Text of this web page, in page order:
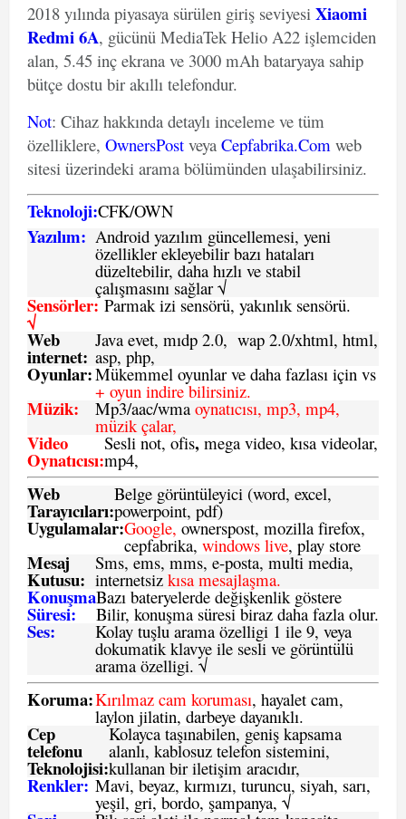
2018 yılında piyasaya sürülen giriş seviyesi Xiaomi
Redmi 6A, gücünü MediaTek Helio A22 işlemciden
alan, 5.45 inç ekrana ve 3000 mAh bataryaya sahip
bütçe dostu bir akıllı telefondur.
Not: Cihaz hakkında detaylı inceleme ve tüm
özelliklere, OwnersPost veya Cepfabrika.Com web
sitesi üzerindeki arama bölümünden ulaşabilirsiniz.
Teknoloji:CFK/OWN
Yazılım: Android yazılım güncellemesi, yeni
özellikler ekleyebilir bazı hataları
düzeltebilir, daha hızlı ve stabil
çalışmasını sağlar √
Sensörler:
√
Parmak izi sensörü, yakınlık sensörü.
Web
internet:
Java evet, mıdp 2.0, wap 2.0/xhtml, html,
asp, php,
Oyunlar:Mükemmel oyunlar ve daha fazlası için vs
+ oyun indire bilirsiniz.
Müzik: Mp3/aac/wmaoynatıcısı, mp3, mp4,
müzik çalar,
Video
Oynatıcısı:
Sesli not, ofis, mega video, kısa videolar,
mp4,
Web
Tarayıcıları:
Belge görüntüleyici (word, excel,
powerpoint, pdf)
Uygulamalar:Google, ownerspost, mozilla firefox,
cepfabrika, windows live, play store
Mesaj
Kutusu:
Sms, ems, mms, e-posta, multi media,
internetsiz kısa mesajlaşma.
Konuşma
Süresi:
Bazı bateryelerde değişkenlik göstere
Bilir, konuşma süresi biraz daha fazla olur.
Ses: Kolay tuşlu arama özelligi 1 ile 9, veya
dokumatik klavye ile sesli ve görüntülü
arama özelligi. √
Koruma:Kırılmaz cam koruması, hayalet cam,
laylon jilatin, darbeye dayanıklı.
Cep
telefonu
Teknolojisi:
Kolayca taşınabilen, geniş kapsama
alanlı, kablosuz telefon sistemini,
kullanan bir iletişim aracıdır,
Renkler: Mavi, beyaz, kırmızı, turuncu, siyah, sarı,
yeşil, gri, bordo, şampanya, √